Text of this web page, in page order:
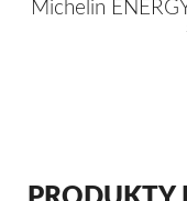
Michelin